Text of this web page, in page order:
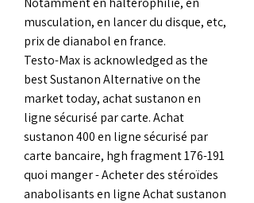
musculation, en lancer du disque, etc,
prix de dianabol en france.
Testo-Max is acknowledged as the
best Sustanon Alternative on the
market today, achat sustanon en
ligne sécurisé par carte. Achat
sustanon 400 en ligne sécurisé par
carte bancaire, hgh fragment 176-191
quoi manger - Acheter des stéroïdes
anabolisants en ligne Achat sustanon